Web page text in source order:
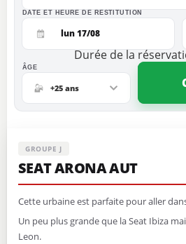
Durée de la
DATE ET HEURE DE RESTITUTION
lun 17/08
ÂGE
+25 ans
GROUPE J
SEAT ARONA AUT
Cette urbaine est parfaite pour aller
Un peu plus grande que la Seat Ibiza
Leon.